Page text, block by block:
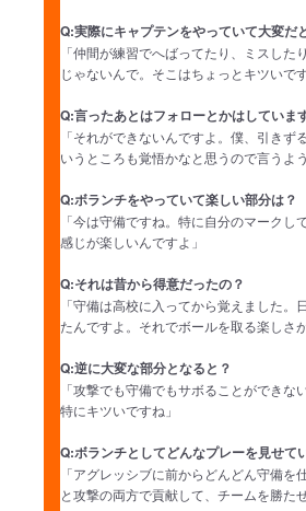
Q:実際にキャプテンをやっていて大変だ
「仲間が練習でへばってたり、ミスし
じゃないんで。そこはちょっとキツいで
Q:言ったあとはフォローとかはしていま
「それができないんですよ。僕、引き
いうところも覚悟かなと思うので言うよ
Q:ボランチをやっていて楽しい部分は？
「今は守備ですね。特に自分のマーク
感じが楽しいんですよ」
Q:それは昔から得意だったの？
「守備は高校に入ってから覚えました
たんですよ。それでボールを取る楽しさ
Q:逆に大変な部分となると？
「攻撃でも守備でもサボることができ
特にキツいですね」
Q:ボランチとしてどんなプレーを見せて
「アグレッシブに前からどんどん守備
と攻撃の両方で貢献して、チームを勝た